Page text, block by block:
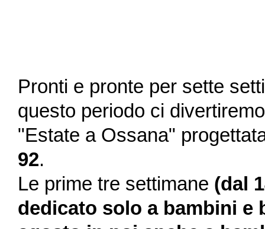
Pronti e pronte per sette
questo periodo ci
"Estate a Ossana"
92.
Le prime tre settimane (dal
dedicato solo a bambini e